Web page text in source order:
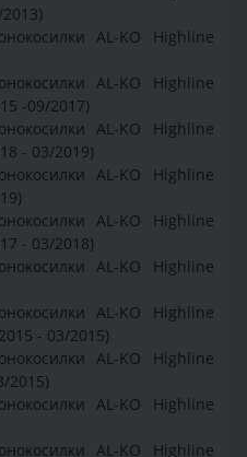
AL-KO Highline
AL-KO Highline
-09/2017)
AL-KO Highline
- 03/2019)
AL-KO Highline
AL-KO Highline
- 03/2018)
AL-KO Highline
AL-KO Highline
- 03/2015)
AL-KO Highline
2015)
AL-KO Highline
AL-KO Highline